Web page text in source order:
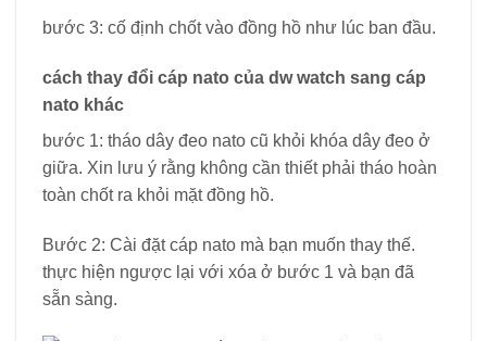
bước 3: cố định chốt vào đồng hồ như lúc ban đầu.
cách thay đổi cáp nato của dw watch sang cáp
nato khác
bước 1: tháo dây đeo nato cũ khỏi khóa dây đeo ở
giữa. Xin lưu ý rằng không cần thiết phải tháo hoàn
toàn chốt ra khỏi mặt đồng hồ.
Bước 2: Cài đặt cáp nato mà bạn muốn thay thế.
thực hiện ngược lại với xóa ở bước 1 và bạn đã
sẵn sàng.